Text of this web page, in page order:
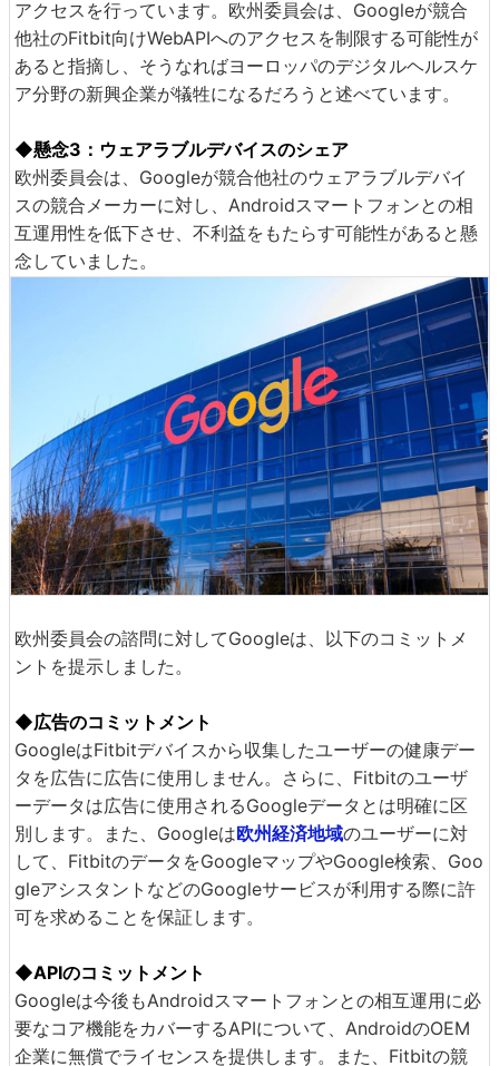
アクセスを行っています。欧州委員会は、Googleが競合
他社のFitbit向けWebAPIへのアクセスを制限する可能性が
あると指摘し、そうなればヨーロッパのデジタルヘルスケ
ア分野の新興企業が犠牲になるだろうと述べています。
◆懸念3：ウェアラブルデバイスのシェア
欧州委員会は、Googleが競合他社のウェアラブルデバイ
スの競合メーカーに対し、Androidスマートフォンとの相
互運用性を低下させ、不利益をもたらす可能性があると懸
念していました。
欧州委員会の諮問に対してGoogleは、以下のコミットメ
ントを提示しました。
◆広告のコミットメント
GoogleはFitbitデバイスから収集したユーザーの健康デー
タを広告に広告に使用しません。さらに、Fitbitのユーザ
ーデータは広告に使用されるGoogleデータとは明確に区
別します。また、Googleは欧州経済地域のユーザーに対
して、FitbitのデータをGoogleマップやGoogle検索、Goo
gleアシスタントなどのGoogleサービスが利用する際に許
可を求めることを保証します。
◆APIのコミットメント
Googleは今後もAndroidスマートフォンとの相互運用に必
要なコア機能をカバーするAPIについて、AndroidのOEM
企業に無償でライセンスを提供します。また、Fitbitの競